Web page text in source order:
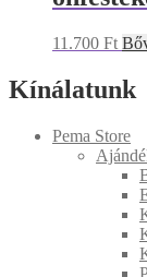
11.700 Ft
Kínálatunk
Pema Store